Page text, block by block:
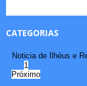
CATEGORIAS
Noticia de Ilhéus e
1
Próximo